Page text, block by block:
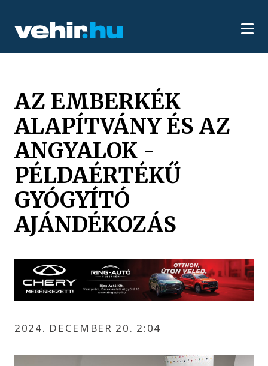
AZ EMBERKÉK
ALAPÍTVÁNY ÉS AZ
ANGYALOK -
PÉLDAÉRTÉKŰ
GYÓGYÍTÓ
AJÁNDÉKOZÁS
2024. DECEMBER 20. 2:04